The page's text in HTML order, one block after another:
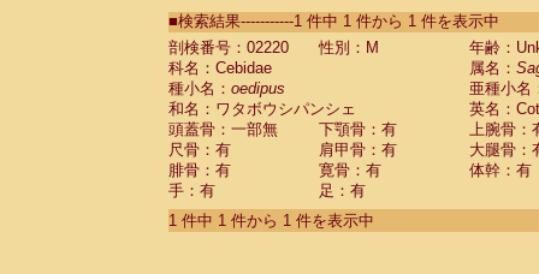
CebidaeSaguinus labiatus(0)
Cebidae Saguinus leucopus (0)
Cebidae
Cebidae
CebidaeSaguinus nigricollis (0)
Cebidae Saguinus oedipus
Cebidae Saguinus weddelli
Cebidae Saguinusspp.
Cebidae Aotus trivirgatus
Cebidae Cebus albifrons
■検索結果-----------1 件中 1 件から 1 件を表示中
剖検番号：02220
性別：M
年齢：
科名：Cebidae
属名：
種小名： oedipus
亜種小名
和名：ワタボウシパンシェ
英名：
頭蓋骨：一部無
下顎骨：有
上腕骨：
尺骨：有
肩甲骨：有
大腿骨：
腓骨：有
寛骨：有
体幹：有
手：有
足：有
1 件中 1 件から 1 件を表示中